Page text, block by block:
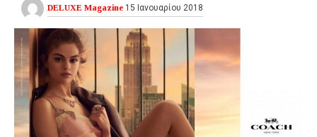
DELUXE Magazine 15 Ιανουαρίου 2018